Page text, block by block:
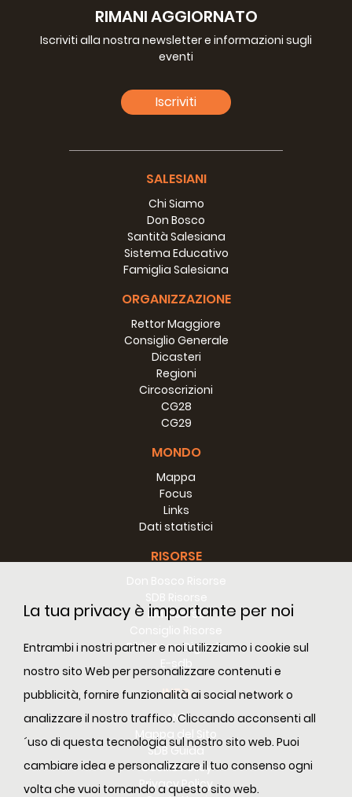
La tua privacy è importante per noi
Entrambi i nostri partner e noi utilizziamo i cookie sul
nostro sito Web per personalizzare contenuti e
pubblicità, fornire funzionalità ai social network o
analizzare il nostro traffico. Cliccando acconsenti all
´uso di questa tecnologia sul nostro sito web. Puoi
cambiare idea e personalizzare il tuo consenso ogni
volta che vuoi tornando a questo sito web.
RIMANI AGGIORNATO
Iscriviti alla nostra newsletter e informazioni sugli
eventi
Iscriviti
SALESIANI
Chi Siamo
Don Bosco
Santità Salesiana
Sistema Educativo
Famiglia Salesiana
ORGANIZZAZIONE
Rettor Maggiore
Consiglio Generale
Dicasteri
Regioni
Circoscrizioni
CG28
CG29
MONDO
Mappa
Focus
Links
Dati statistici
RISORSE
RM Risorse
Biblioteca Digitale
E-sdb
INFO
ANS
Mappa del Sito
SDB Guida
Cookie Policy
Privacy Policy